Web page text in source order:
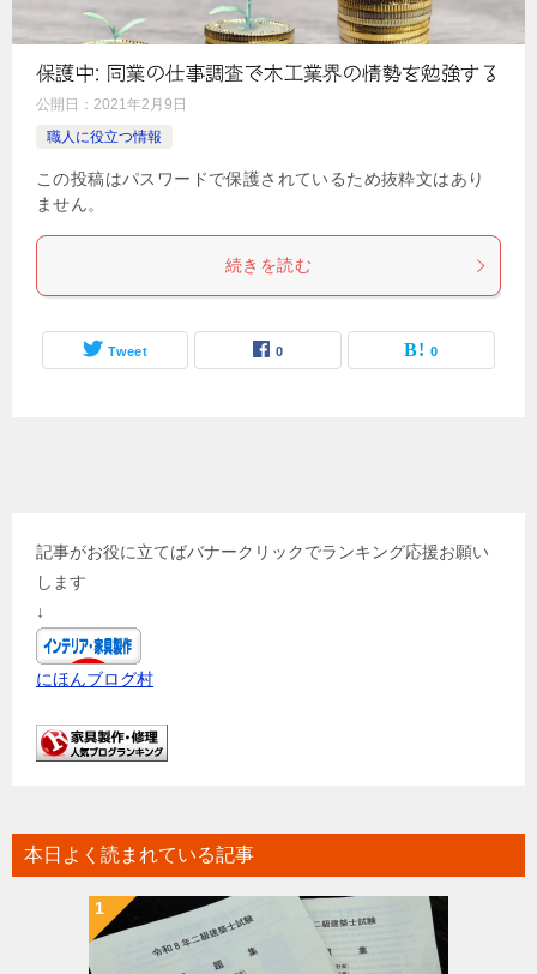
保護中: 同業の仕事調査で木工業界の情勢を勉強する
公開日： 2021年2月9日
職人に役立つ情報
この投稿はパスワードで保護されているため抜粋文はあり
ません。
続きを読む
Tweet 0 0
記事がお役に立てばバナークリックでランキング応援お願い
します
↓
にほんブログ村
本日よく読まれている記事